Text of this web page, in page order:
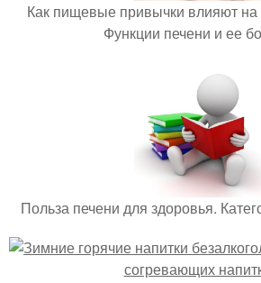
Как пищевые привычки влияют на
Функции печени и ее
Польза печени для здоровья.